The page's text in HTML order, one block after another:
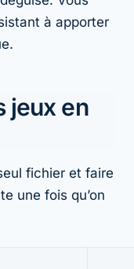
à apporter
jeux en
fichier et faire
une fois qu’on